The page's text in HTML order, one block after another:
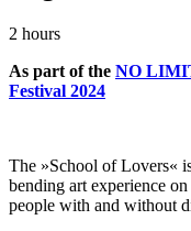
2 hours
As part of the NO
Festival 2024
The »School of Lovers«
bending art experience
people with and without